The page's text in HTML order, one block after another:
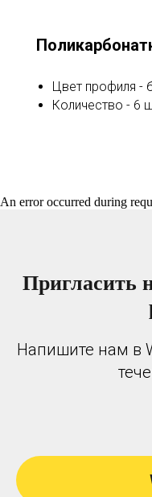
Цвет профиля -
Количество - 6
An error occurred during
Пригласить
Напишите нам в